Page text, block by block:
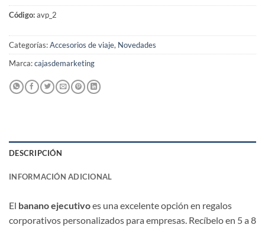
Código:avp_2
Categorías:Accesorios de viaje, Novedades
Marca:cajasdemarketing
DESCRIPCIÓN
INFORMACIÓN ADICIONAL
El banano ejecutivoes una excelente opción en regalos
corporativos personalizados para empresas. Recíbelo en 5 a 8